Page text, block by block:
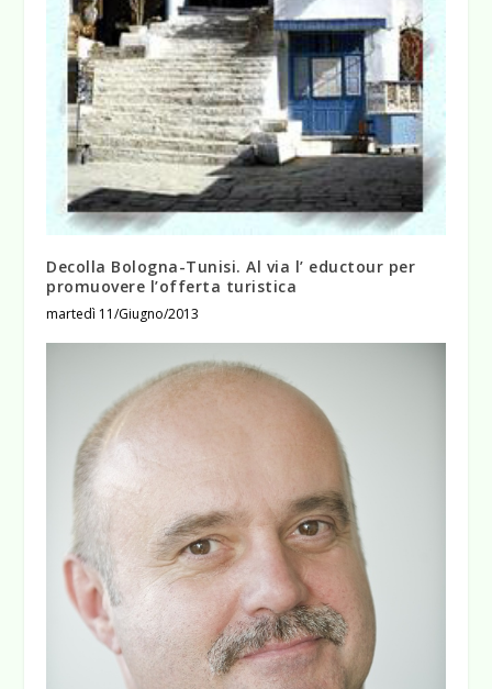
Decolla Bologna-Tunisi. Al via l’ eductour per
promuovere l’offerta turistica
martedì 11/Giugno/2013